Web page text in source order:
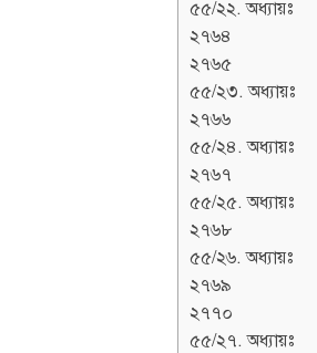
৫৫/২২. অধ্যায়ঃ
২৭৬৪
২৭৬৫
৫৫/২৩. অধ্যায়ঃ
২৭৬৬
৫৫/২৪. অধ্যায়ঃ
২৭৬৭
৫৫/২৫. অধ্যায়ঃ
২৭৬৮
৫৫/২৬. অধ্যায়ঃ
২৭৬৯
২৭৭০
৫৫/২৭. অধ্যায়ঃ